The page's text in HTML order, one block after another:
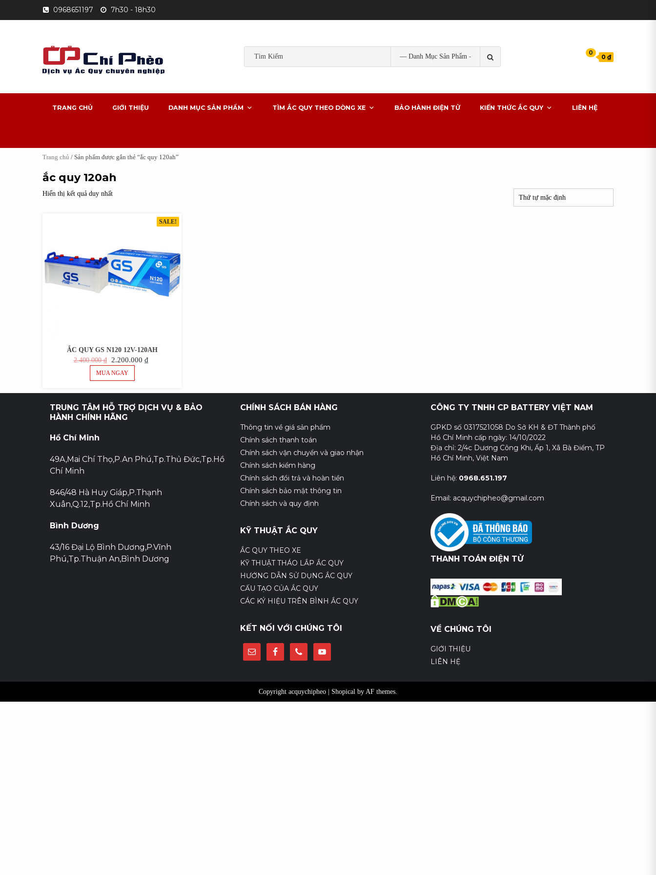
0968651197 7h30 - 18h30
KIẾM
0
0 ₫
TRANG CHỦ GIỚI THIỆU DANH MỤC SẢN PHẨM TÌM ẮC QUY THEO DÒNG XE BẢO HÀNH ĐIỆN TỬ KIẾN THỨC ẮC QUY LIÊN HỆ
Trang chủ / Sản phẩm được gắn thẻ “ắc quy 120ah”
ắc quy 120ah
Hiển thị kết quả duy nhất
SALE!
ẮC QUY GS N120 12V-120AH
2.400.000₫
GIÁ
GỐC
LÀ:
2.400.000 ₫.
2.200.000 ₫
LÀ:
2.200.000 ₫.
MUA NGAY
TRUNG TÂM HỖ TRỢ DỊCH VỤ & BẢO
HÀNH CHÍNH HÃNG
Hồ Chí Minh
49A,Mai Chí Thọ,P.An Phú,Tp.Thủ Đức,Tp.Hồ
Chí Minh
846/48 Hà Huy Giáp,P.Thạnh
Xuân,Q.12,Tp.Hồ Chí Minh
Bình Dương
43/16 Đại Lộ Bình Dương,P.Vĩnh
Phú,Tp.Thuận An,Bình Dương
CHÍNH SÁCH BÁN HÀNG
Thông tin về giá sản phẩm
Chính sách thanh toán
Chính sách vận chuyển và giao nhận
Chính sách kiểm hàng
Chính sách đổi trả và hoàn tiền
Chính sách bảo mật thông tin
Chính sách và quy định
KỸ THUẬT ẮC QUY
ẮC QUY THEO XE
KỸ THUẬT THÁO LẮP ẮC QUY
HƯỚNG DẪN SỬ DỤNG ẮC QUY
CẤU TẠO CỦA ẮC QUY
CÁC KÝ HIỆU TRÊN BÌNH ẮC QUY
KẾT NỐI VỚI CHÚNG TÔI
CÔNG TY TNHH CP BATTERY VIỆT NAM
GPKD số 0317521058 Do Sở KH & ĐT Thành phố
Hồ Chí Minh cấp ngày: 14/10/2022
Địa chỉ: 2/4c Dương Công Khi, Ấp 1, Xã Bà Điểm, TP
Hồ Chí Minh, Việt Nam
Liên hệ: 0968.651.197
Email: acquychipheo@gmail.com
THANH TOÁN ĐIỆN TỬ
VỀ CHÚNG TÔI
GIỚI THIỆU
LIÊN HỆ
Copyright acquychipheo Shopical by AF themes.